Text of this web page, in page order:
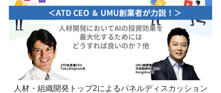
人材・組織開発トップ2によるパネルディスカッション